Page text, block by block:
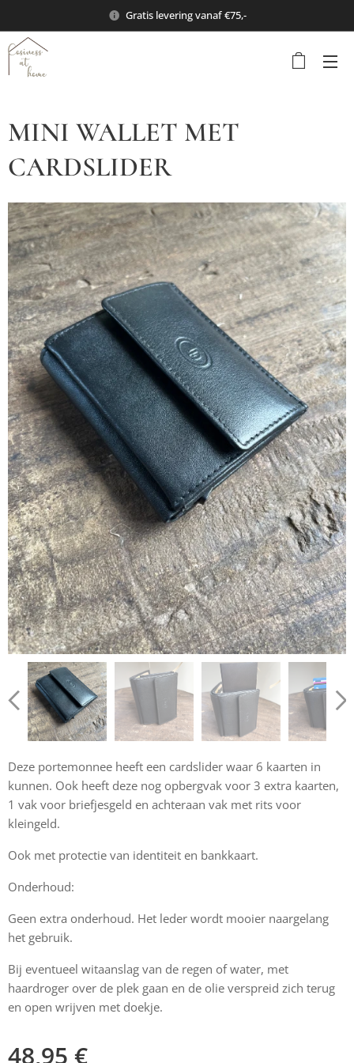
Gratis levering vanaf €75,-
MINI WALLET MET
CARDSLIDER
Deze portemonnee heeft een cardslider waar 6 kaarten in
kunnen. Ook heeft deze nog opbergvak voor 3 extra kaarten,
1 vak voor briefjesgeld en achteraan vak met rits voor
kleingeld.
Ook met protectie van identiteit en bankkaart.
Onderhoud:
Geen extra onderhoud. Het leder wordt mooier naargelang
het gebruik.
Bij eventueel witaanslag van de regen of water, met
haardroger over de plek gaan en de olie verspreid zich terug
en open wrijven met doekje.
48,95 €